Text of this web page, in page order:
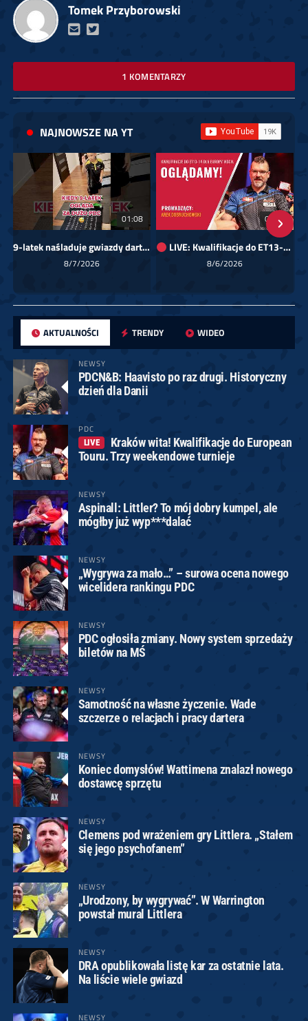
Tomek Przyborowski
1 KOMENTARZY
NAJNOWSZE NA YT
01:08
9-latek naśladuje gwiazdy darta!
8/7/2026
00:00
LIVE: Kwalifikacje do ET13-14 dla Europy Wschodniej
8/6/2026
AKTUALNOŚCI TRENDY WIDEO
NEWSY
PDCN&B: Haavisto po raz drugi. Historyczny
dzień dla Danii
PDC
LIVE
Kraków wita! Kwalifikacje do European
Touru. Trzy weekendowe turnieje
NEWSY
Aspinall: Littler? To mój dobry kumpel, ale
mógłby już wyp***dalać
NEWSY
„Wygrywa za mało…” – surowa ocena nowego
wicelidera rankingu PDC
NEWSY
PDC ogłosiła zmiany. Nowy system sprzedaży
biletów na MŚ
NEWSY
Samotność na własne życzenie. Wade
szczerze o relacjach i pracy dartera
NEWSY
Koniec domysłów! Wattimena znalazł nowego
dostawcę sprzętu
NEWSY
Clemens pod wrażeniem gry Littlera. „Stałem
się jego psychofanem”
NEWSY
„Urodzony, by wygrywać”. W Warrington
powstał mural Littlera
NEWSY
DRA opublikowała listę kar za ostatnie lata.
Na liście wiele gwiazd
NEWSY